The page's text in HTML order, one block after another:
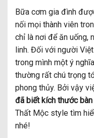
Bữa cơm gia đình
nối mọi thành viên
chỉ là nơi để ăn uống,
linh. Đối với người
trong mình một ý
thường rất chú trọng
phong thủy. Bởi vậy
đã biết kích thước
Thất Mộc style tìm
nhé!